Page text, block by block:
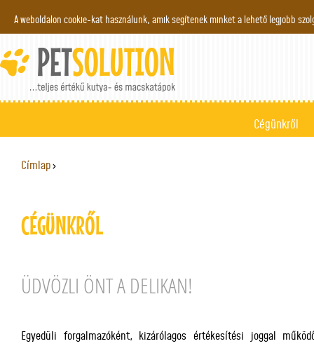
A weboldalon cookie-kat használunk, amik segítenek minket a lehető legjobb
Cégünkről
JELENLEGI HELY
Címlap›
CÉGÜNKRŐL
ÜDVÖZLI ÖNT A DELIKAN!
Egyedüli forgalmazóként, kizárólagos értékesítési joggal